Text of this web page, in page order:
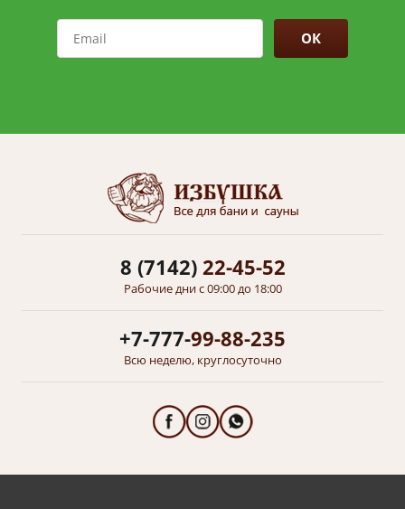
ОК
8 (7142)22-45-52
Рабочие дни с 09:00 до 18:00
+7-777-99-88-235
Всю неделю, круглосуточно